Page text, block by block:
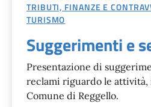
TRIBUTI, FINANZE E
TURISMO
Suggerimenti e
Presentazione di
reclami riguardo le
Comune di Reggello.